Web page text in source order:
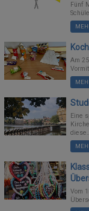
Fünf
Am
Eine
Vom